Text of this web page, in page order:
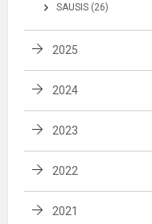
SAUSIS (26)
2025
2024
2023
2022
2021